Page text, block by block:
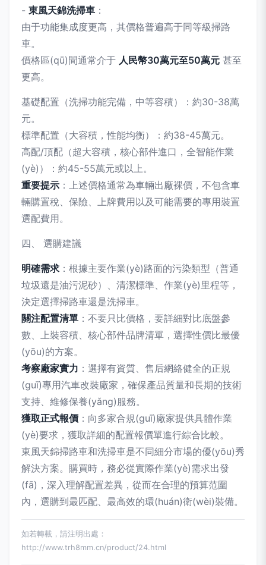
- 東風天錦洗掃車 ：
由于功能集成度更高，其價格普遍高于同等級掃路
車。
價格區(qū)間通常介于 人民幣30萬元至50萬元 甚至
更高。
基礎配置（洗掃功能完備，中等容積）：約30-38萬
元。
標準配置（大容積，性能均衡）：約38-45萬元。
高配/頂配（超大容積，核心部件進口，全智能作業
(yè)）：約45-55萬元或以上。
重要提示 ：上述價格通常為車輛出廠裸價，不包含車
輛購置稅、保險、上牌費用以及可能需要的專用裝置
選配費用。
四、 選購建議
明確需求 ：根據主要作業(yè)路面的污染類型（普通
垃圾還是油污泥砂）、清潔標準、作業(yè)里程等，
決定選擇掃路車還是洗掃車。
關注配置清單 ：不要只比價格，要詳細對比底盤參
數、上裝容積、核心部件品牌清單，選擇性價比最優
(yōu)的方案。
考察廠家實力 ：選擇有資質、售后網絡健全的正規
(guī)專用汽車改裝廠家，確保產品質量和長期的技術
支持、維修保養(yǎng)服務。
獲取正式報價 ：向多家合規(guī)廠家提供具體作業
(yè)要求，獲取詳細的配置報價單進行綜合比較。
東風天錦掃路車和洗掃車是不同細分市場的優(yōu)秀
解決方案。購買時，務必從實際作業(yè)需求出發
(fā)，深入理解配置差異，從而在合理的預算范圍
內，選購到最匹配、最高效的環(huán)衛(wèi)裝備。
如若轉載，請注明出處：
http://www.trh8mm.cn/product/24.html